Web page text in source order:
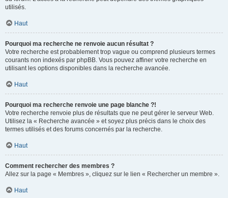
utilisés.
Haut
Pourquoi ma recherche ne renvoie aucun résultat ?
Votre recherche est probablement trop vague ou comprend plusieurs termes
courants non indexés par phpBB. Vous pouvez affiner votre recherche en
utilisant les options disponibles dans la recherche avancée.
Haut
Pourquoi ma recherche renvoie une page blanche ?!
Votre recherche renvoie plus de résultats que ne peut gérer le serveur Web.
Utilisez la « Recherche avancée » et soyez plus précis dans le choix des
termes utilisés et des forums concernés par la recherche.
Haut
Comment rechercher des membres ?
Allez sur la page « Membres », cliquez sur le lien « Rechercher un membre ».
Haut